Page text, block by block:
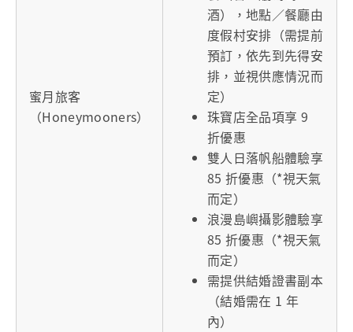
蜜月旅客
（Honeymooners）
酒），地點／餐廳由
度假村安排（需提前
預訂，依先到先得安
排，並視供應情況而
定）
珠寶店全品項享 9
折優惠
雙人日落帆船體驗享
85 折優惠（*視天氣
而定）
浪漫島嶼攝影體驗享
85 折優惠（*視天氣
而定）
需提供結婚證書副本
（結婚需在 1 年
內）